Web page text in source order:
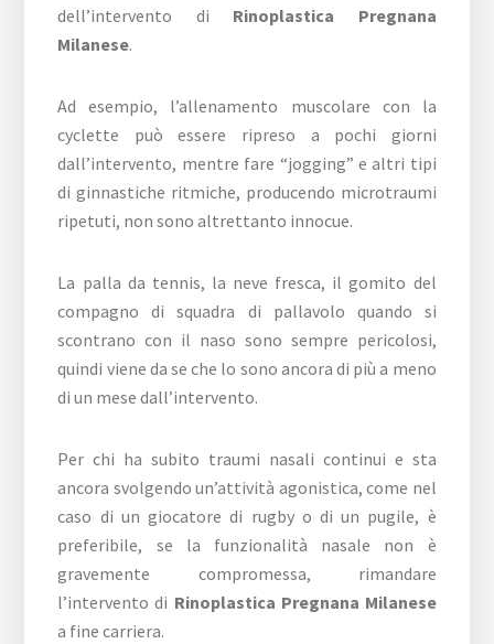
dell’intervento di Rinoplastica Pregnana
Milanese.
Ad esempio, l’allenamento muscolare con la
cyclette può essere ripreso a pochi giorni
dall’intervento, mentre fare “jogging” e altri tipi
di ginnastiche ritmiche, producendo microtraumi
ripetuti, non sono altrettanto innocue.
La palla da tennis, la neve fresca, il gomito del
compagno di squadra di pallavolo quando si
scontrano con il naso sono sempre pericolosi,
quindi viene da se che lo sono ancora di più a meno
di un mese dall’intervento.
Per chi ha subito traumi nasali continui e sta
ancora svolgendo un’attività agonistica, come nel
caso di un giocatore di rugby o di un pugile, è
preferibile, se la funzionalità nasale non è
gravemente compromessa, rimandare
l’intervento di Rinoplastica Pregnana Milanese
a fine carriera.